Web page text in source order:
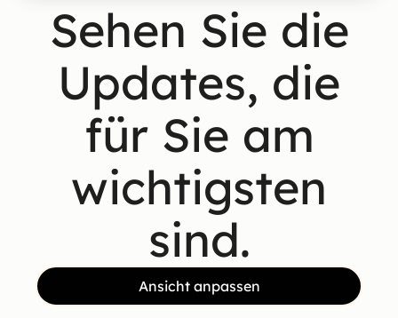
Sehen Sie die
Updates, die
für Sie am
wichtigsten
sind.
Ansicht anpassen